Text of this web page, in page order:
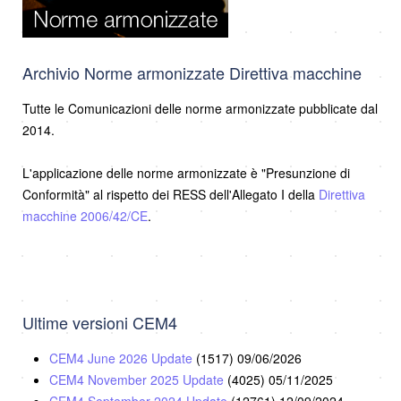
Archivio Norme armonizzate Direttiva macchine
Tutte le Comunicazioni delle norme armonizzate pubblicate dal
2014.
L'applicazione delle norme armonizzate è "Presunzione di
Conformità" al rispetto dei RESS dell'Allegato I della Direttiva
macchine 2006/42/CE.
Ultime versioni CEM4
CEM4 June 2026 Update (1517) 09/06/2026
CEM4 November 2025 Update (4025) 05/11/2025